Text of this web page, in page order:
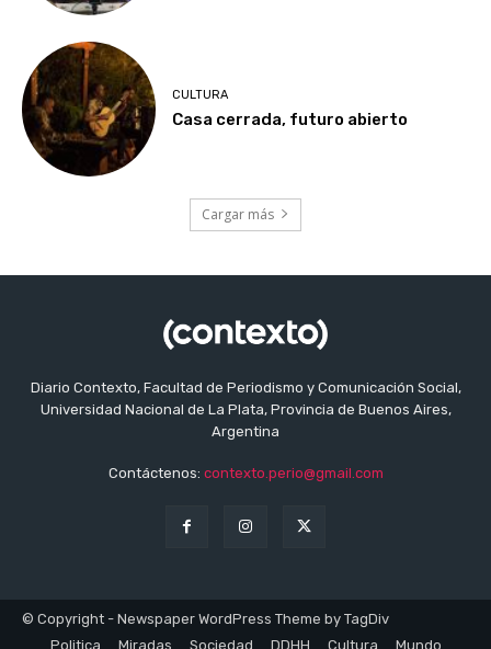
CULTURA
Casa cerrada, futuro abierto
Cargar más
Diario Contexto, Facultad de Periodismo y Comunicación Social,
Universidad Nacional de La Plata, Provincia de Buenos Aires,
Argentina
Contáctenos: contexto.perio@gmail.com
© Copyright - Newspaper WordPress Theme by TagDiv
Politica
Miradas Sociedad DDHH Cultura Mundo